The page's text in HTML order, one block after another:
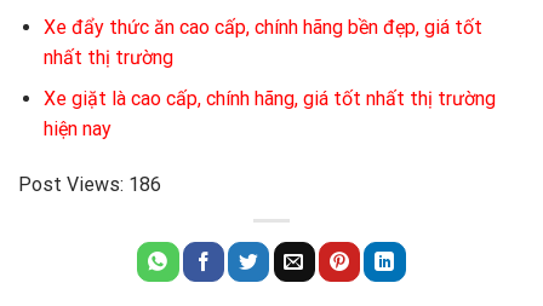
Xe đẩy thức ăn cao cấp, chính hãng bền đẹp, giá tốt
nhất thị trường
Xe giặt là cao cấp, chính hãng, giá tốt nhất thị trường
hiện nay
Post Views: 186